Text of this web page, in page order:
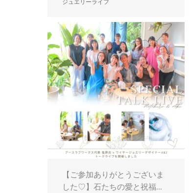
【ご参加ありがとうございま
した♡】石たちの愛と祝福...
2024.08.26 blog, スタッフ,岩田アキの
ジュエリーライフ